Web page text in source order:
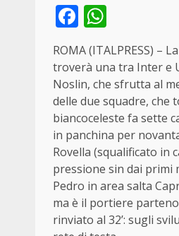
Facebook
ROMA (ITALPRESS) –
troverà una tra Inter e
Noslin, che sfrutta al
delle due squadre, che
biancoceleste fa sette
in panchina per
Rovella (squalificato in
pressione sin dai primi
Pedro in area salta
ma è il portiere
rinviato al 32’: sugli